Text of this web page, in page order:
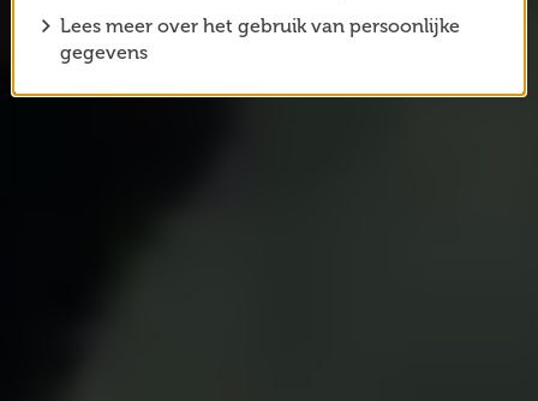
Lees meer over het gebruik van persoonlijke
gegevens